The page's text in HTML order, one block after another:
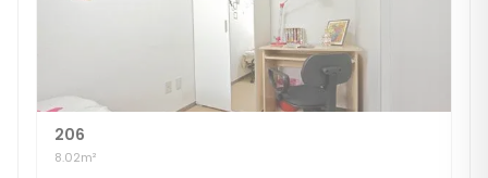
206
8.02m²